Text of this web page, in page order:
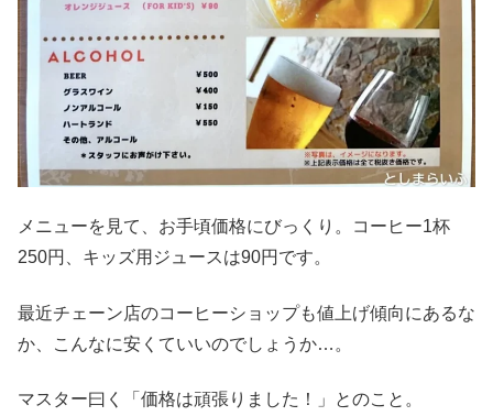
メニューを見て、お手頃価格にびっくり。コーヒー1杯
250円、キッズ用ジュースは90円です。
最近チェーン店のコーヒーショップも値上げ傾向にあるな
か、こんなに安くていいのでしょうか…。
マスター曰く「価格は頑張りました！」とのこと。